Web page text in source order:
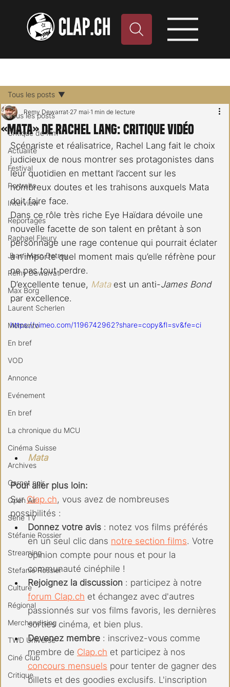
Tous les posts
Critique de film
Actualité
Festival
Portraits
Interview
Reportages
Raphael Fleury
Jean-Marc Detrey
Remy Dewarrat
Max Borg
Laurent Scherlen
Memento
En bref
VOD
Annonce
Evénement
En bref
La chronique du MCU
Cinéma Suisse
Archives
Carnet noir
Open Air
Série TV
Stéfanie Rossier
Streaming
Stefanie Rossier
Culture
Régional
Merchandising
TWD Universe
Ciné Club
Critique
Tous les posts
«Mata» de Rachel Lang: critique vidéo
Remy Dewarrat 27 mai 1 min de lecture
Scénariste et réalisatrice, Rachel Lang fait le choix
judicieux de nous montrer ses protagonistes dans
leur quotidien en mettant l’accent sur les
nombreux doutes et les trahisons auxquels Mata
doit faire face.
Dans ce rôle très riche Eye Haïdara dévoile une
nouvelle facette de son talent en prêtant à son
personnage une rage contenue qui pourrait éclater
à n’importe quel moment mais qu’elle réfrène pour
ne pas tout perdre.
D’excellente tenue, Mata est un anti-James Bond
par excellence.
https://vimeo.com/1196742962?share=copy&fl=sv&fe=ci
Mata
Pour aller plus loin:
Sur Clap.ch, vous avez de nombreuses
possibilités :
Donnez votre avis : notez vos films préférés
en un seul clic dans notre section films. Votre
opinion compte pour nous et pour la
communauté cinéphile !
Rejoignez la discussion : participez à notre
forum Clap.ch et échangez avec d'autres
passionnés sur vos films favoris, les dernières
sorties cinéma, et bien plus.
Devenez membre : inscrivez-vous comme
membre de Clap.ch et participez à nos
concours mensuels pour tenter de gagner des
billets et des goodies exclusifs. L'inscription